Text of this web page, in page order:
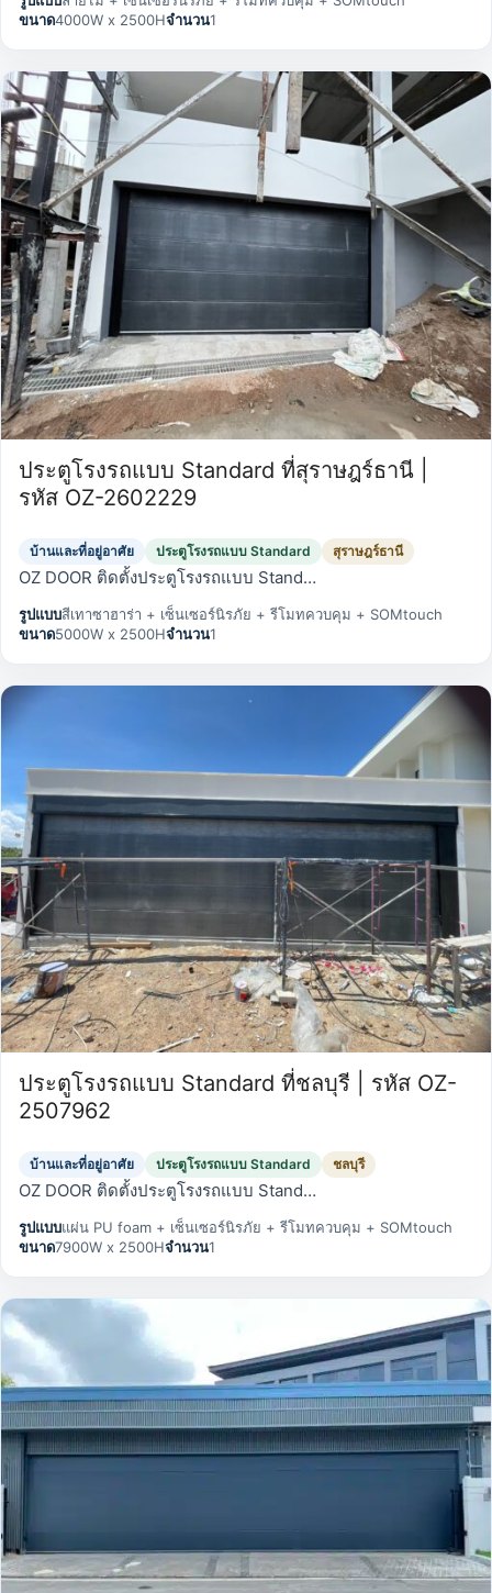
ขนาด4000W x 2500Hจำนวน1
ประตูโรงรถแบบ Standard ที่สุราษฎร์ธานี |
รหัส OZ-2602229
บ้านและที่อยู่อาศัย ประตูโรงรถแบบ Standard สุราษฎร์ธานี
OZ DOOR ติดตั้งประตูโรงรถแบบ Stand…
รูปแบบสีเทาซาฮาร่า + เซ็นเซอร์นิรภัย + รีโมทควบคุม + SOMtouch
ขนาด5000W x 2500Hจำนวน1
ประตูโรงรถแบบ Standard ที่ชลบุรี | รหัส OZ-
2507962
บ้านและที่อยู่อาศัย ประตูโรงรถแบบ Standard ชลบุรี
OZ DOOR ติดตั้งประตูโรงรถแบบ Stand…
รูปแบบแผ่น PU foam + เซ็นเซอร์นิรภัย + รีโมทควบคุม + SOMtouch
ขนาด7900W x 2500Hจำนวน1